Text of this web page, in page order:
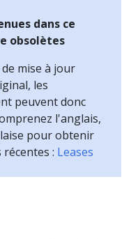
dans ce
obsolètes
mise à jour
les
peuvent donc
l'anglais,
pour obtenir
: Leases